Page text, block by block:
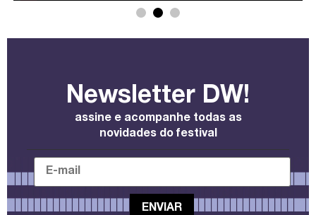
Newsletter DW!
assine e acompanhe todas as
novidades do festival